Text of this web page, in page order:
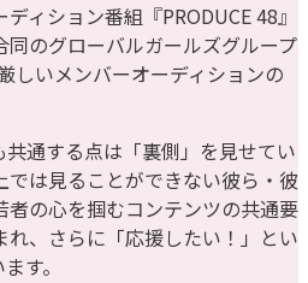
ィション番組『PRODUCE 48』
同のグローバルガールズグループ
しいメンバーオーディションの
通する点は「裏側」を見せてい
では見ることができない彼ら・彼
の心を掴むコンテンツの共通要
、さらに「応援したい！」とい
す。